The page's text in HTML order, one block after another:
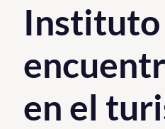
Instituto
en el